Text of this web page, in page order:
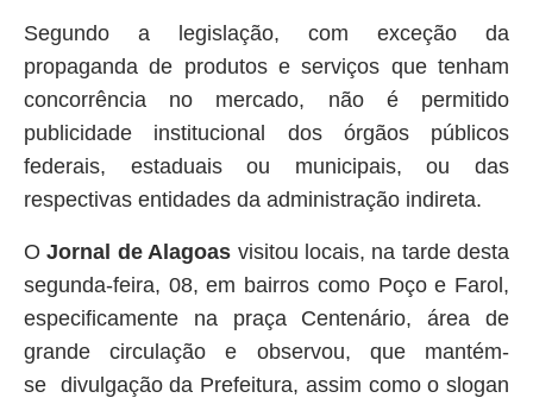
Segundo a legislação, com exceção da
propaganda de produtos e serviços que tenham
concorrência no mercado, não é permitido
publicidade institucional dos órgãos públicos
federais, estaduais ou municipais, ou das
respectivas entidades da administração indireta.
OJornal de Alagoas visitou locais, na tarde desta
segunda-feira, 08, em bairros como Poço e Farol,
especificamente na praça Centenário, área de
grande circulação e observou, que mantém-
se divulgação da Prefeitura, assim como o slogan